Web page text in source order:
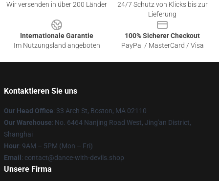
Wir versenden in über 200 Länder
24/7 Schutz von Klicks bis zur
Lieferung
Internationale Garantie
Im Nutzungsland angeboten
100% Sicherer Checkout
PayPal / MasterCard / Visa
Kontaktieren Sie uns
Our Head Office: 33 Arch St, Boston, MA 02110
Our Warehouse: No. 6464 Nanjing Road West, Jing'an District,
Shanghai
Hour: 9AM – 5PM (Mon – Fri)
Email : contact@dance-with-devils.shop
Unsere Firma